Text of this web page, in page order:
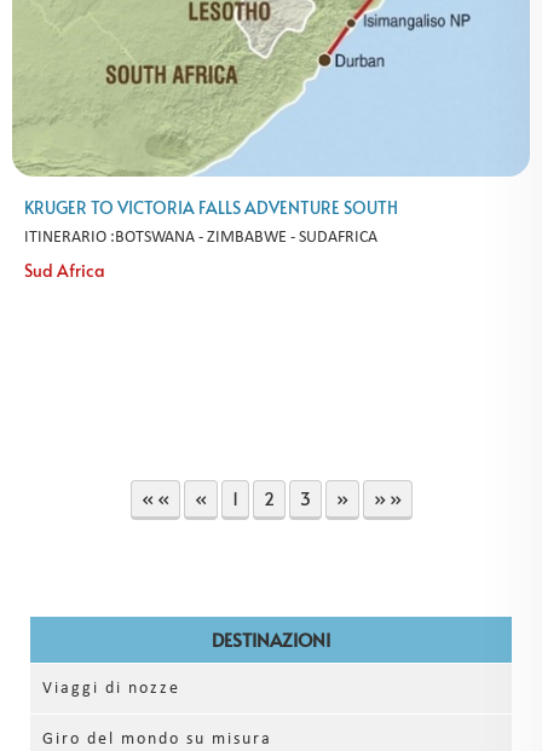
KRUGER TO VICTORIA FALLS ADVENTURE SOUTH
ITINERARIO :BOTSWANA - ZIMBABWE - SUDAFRICA
Sud Africa
« « « 1 2 3 » » »
DESTINAZIONI
Viaggi di nozze
Giro del mondo su misura